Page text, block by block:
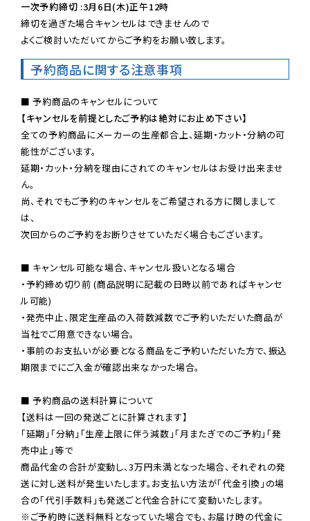
一次予約締切 :3月6日(木)正午12時
締切を過ぎた場合キャンセルはできませんので
よくご検討いただいてからご予約をお願い致します。
予約商品に関する注意事項
【キャンセルを前提としたご予約は絶対にお止め下さい】
全ての予約商品にメーカーの生産都合上、延期・カット・分納の可
能性がございます。
延期・カット・分納を理由にされてのキャンセルはお受け出来ませ
ん。
尚、それでもご予約のキャンセルをご希望される方に関しまして
は、
次回からのご予約をお断りさせていただく場合もございます。
■ キャンセル可能な場合、キャンセル扱いとなる場合
・予約締め切り前 (商品説明に記載の日時以前であればキャンセ
ル可能)
・発売中止、限定生産品の入荷数減数でご予約いただいた商品が
当社でご用意できない場合。
・事前のお支払いが必要となる商品をご予約いただいた方で、振込
期限までにご入金が確認出来なかった場合。
■ 予約商品の送料計算について
【送料は一回の発送ごとに計算されます】
「延期」「分納」「生産上限に伴う減数」「月またぎでのご予約」「発
売中止」等で
商品代金の合計が変動し、3万円未満となった場合、それぞれの発
送に対し送料が発生いたします。お支払い方法が「代金引換」の場
※ご予約時に送料無料となっていた場合でも、お届け時の代金に